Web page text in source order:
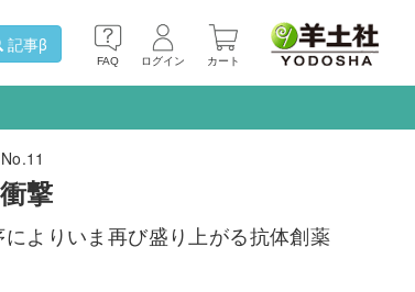
FAQ ログイン カート
記事β
撃
よりいま再び盛り上がる抗体創薬